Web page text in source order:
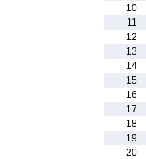
10
11
12
13
14
15
16
17
18
19
20